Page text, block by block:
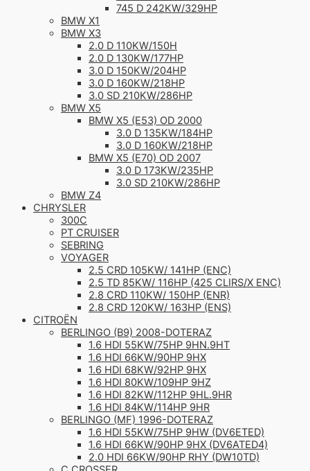
745 D 242KW/329HP
BMW X1
BMW X3
2.0 D 110KW/150H
2.0 D 130KW/177HP
3.0 D 150KW/204HP
3.0 D 160KW/218HP
3.0 SD 210KW/286HP
BMW X5
BMW X5 (E53) OD 2000
3.0 D 135KW/184HP
3.0 D 160KW/218HP
BMW X5 (E70) OD 2007
3.0 D 173KW/235HP
3.0 SD 210KW/286HP
BMW Z4
CHRYSLER
300C
PT CRUISER
SEBRING
VOYAGER
2.5 CRD 105KW/ 141HP (ENC)
2.5 TD 85KW/ 116HP (425 CLIRS/X ENC)
2.8 CRD 110KW/ 150HP (ENR)
2.8 CRD 120KW/ 163HP (ENS)
CITROËN
BERLINGO (B9) 2008-DOTERAZ
1.6 HDI 55KW/75HP 9HN.9HT
1.6 HDI 66KW/90HP 9HX
1.6 HDI 68KW/92HP 9HX
1.6 HDI 80KW/109HP 9HZ
1.6 HDI 82KW/112HP 9HL.9HR
1.6 HDI 84KW/114HP 9HR
BERLINGO (MF) 1996-DOTERAZ
1.6 HDI 55KW/75HP 9HW (DV6ETED)
1.6 HDI 66KW/90HP 9HX (DV6ATED4)
2.0 HDI 66KW/90HP RHY (DW10TD)